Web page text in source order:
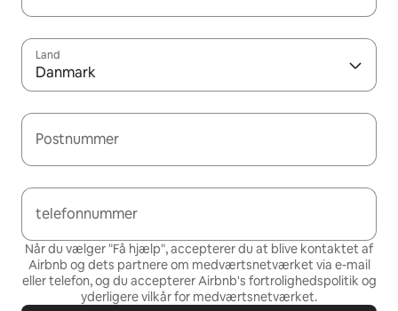
Land
Danmark
Postnummer
telefonnummer
Når du vælger "Få hjælp", accepterer du at blive kontaktet af
Airbnb og dets partnere om medværtsnetværket via e-mail
eller telefon, og du accepterer Airbnb's fortrolighedspolitik og
yderligere vilkår for medværtsnetværket.